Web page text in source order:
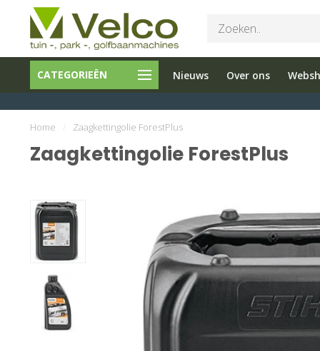
CATEGORIEËN Nieuws Over ons
3251603
Home Zaagkettingolie ForestPlus
Zaagkettingolie ForestPlus